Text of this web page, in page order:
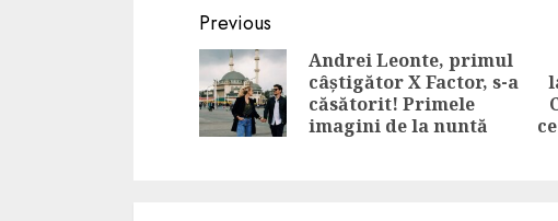
Continue
Reading
Previous
Andrei Leonte, primul
câștigător X Factor, s-a
căsătorit! Primele
imagini de la nuntă